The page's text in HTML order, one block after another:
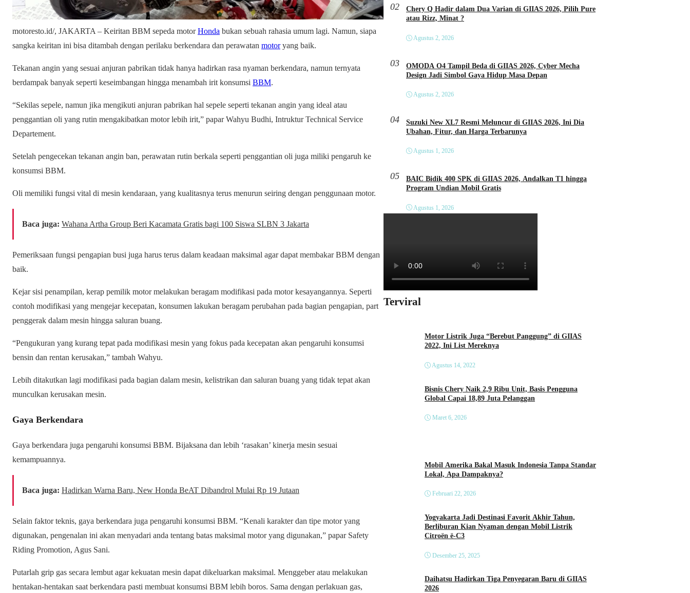
motoresto.id/, JAKARTA – Keiritan BBM sepeda motorHonda bukan sebuah rahasia umum lagi. Namun, siapa
sangka keiritan ini bisa ditambah dengan perilaku berkendara dan perawatan motoryang baik.
Tekanan angin yang sesuai anjuran pabrikan tidak hanya hadirkan rasa nyaman berkendara, namun ternyata
berdampak banyak seperti keseimbangan hingga menambah irit konsumsi BBM.
“Sekilas sepele, namun jika mengikuti anjuran pabrikan hal sepele seperti tekanan angin yang ideal atau
penggantian oli yang rutin mengakibatkan motor lebih irit,” papar Wahyu Budhi, Intruktur Technical Service
Departement.
Setelah pengecekan tekanan angin ban, perawatan rutin berkala seperti penggantian oli juga miliki pengaruh ke
konsumsi BBM.
Oli memiliki fungsi vital di mesin kendaraan, yang kualitasnya terus menurun seiring dengan penggunaan motor.
Baca juga: Wahana Artha Group Beri Kacamata Gratis bagi 100 Siswa SLBN 3 Jakarta
Pemeriksaan fungsi pengapian busi juga harus terus dalam keadaan maksimal agar dapat membakar BBM dengan
baik.
Kejar sisi penampilan, kerap pemilik motor melakukan beragam modifikasi pada motor kesayangannya. Seperti
contoh modifikasi yang mengejar kecepatan, konsumen lakukan beragam perubahan pada bagian pengapian, part
penggerak dalam mesin hingga saluran buang.
“Pengukuran yang kurang tepat pada modifikasi mesin yang fokus pada kecepatan akan pengaruhi konsumsi
bensin dan rentan kerusakan,” tambah Wahyu.
Lebih ditakutkan lagi modifikasi pada bagian dalam mesin, kelistrikan dan saluran buang yang tidak tepat akan
munculkan kerusakan mesin.
Gaya Berkendara
Gaya berkendara juga pengaruhi konsumsi BBM. Bijaksana dan lebih ‘rasakan’ kinerja mesin sesuai
kemampuannya.
Baca juga: Hadirkan Warna Baru, New Honda BeAT Dibandrol Mulai Rp 19 Jutaan
Selain faktor teknis, gaya berkendara juga pengaruhi konsumsi BBM. “Kenali karakter dan tipe motor yang
digunakan, pengenalan ini akan menyadari anda tentang batas maksimal motor yang digunakan,” papar Safety
Riding Promotion, Agus Sani.
Putarlah grip gas secara lembut agar kekuatan mesin dapat dikeluarkan maksimal. Menggeber atau melakukan
hentakan-hentakan saat berkendara pasti membuat konsumsi BBM lebih boros. Sama dengan perlakuan gas,
02
Chery Q Hadir dalam Dua Varian di GIIAS 2026, Pilih Pure
atau Rizz, Minat ?
Agustus 2, 2026
03
OMODA O4 Tampil Beda di GIIAS 2026, Cyber Mecha
Design Jadi Simbol Gaya Hidup Masa Depan
Agustus 2, 2026
04
Suzuki New XL7 Resmi Meluncur di GIIAS 2026, Ini Dia
Ubahan, Fitur, dan Harga Terbarunya
Agustus 1, 2026
05
BAIC Bidik 400 SPK di GIIAS 2026, Andalkan T1 hingga
Program Undian Mobil Gratis
Agustus 1, 2026
Terviral
Motor Listrik Juga “Berebut Panggung” di GIIAS
2022, Ini List Mereknya
Agustus 14, 2022
Bisnis Chery Naik 2,9 Ribu Unit, Basis Pengguna
Global Capai 18,89 Juta Pelanggan
Maret 6, 2026
Mobil Amerika Bakal Masuk Indonesia Tanpa Standar
Lokal, Apa Dampaknya?
Februari 22, 2026
Yogyakarta Jadi Destinasi Favorit Akhir Tahun,
Berliburan Kian Nyaman dengan Mobil Listrik
Citroën ë-C3
Desember 25, 2025
Daihatsu Hadirkan Tiga Penyegaran Baru di GIIAS
2026